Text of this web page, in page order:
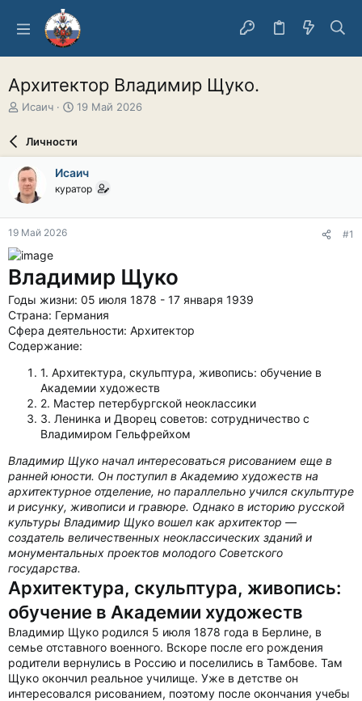
Архитектор Владимир Щуко.
А
о
р
т
е
м
ы
Исаич
Д
а
а
ч
л
19 Май 2026
Личности
Исаич
куратор
19 Май 2026 #1
Владимир Щуко
Годы жизни: 05 июля 1878 - 17 января 1939
Страна: Германия
Сфера деятельности: Архитектор
Содержание:
1. Архитектура, скульптура, живопись: обучение в
Академии художеств
2. Мастер петербургской неоклассики
3. Ленинка и Дворец советов: сотрудничество с
Владимиром Гельфрейхом
Владимир Щуко начал интересоваться рисованием еще в
ранней юности. Он поступил в Академию художеств на
архитектурное отделение, но параллельно учился скульптуре
и рисунку, живописи и гравюре. Однако в историю русской
культуры Владимир Щуко вошел как архитектор —
создатель величественных неоклассических зданий и
монументальных проектов молодого Советского
государства.
Архитектура, скульптура, живопись:
обучение в Академии художеств
Владимир Щуко родился 5 июля 1878 года в Берлине, в
семье отставного военного. Вскоре после его рождения
родители вернулись в Россию и поселились в Тамбове. Там
Щуко окончил реальное училище. Уже в детстве он
интересовался рисованием, поэтому после окончания учебы